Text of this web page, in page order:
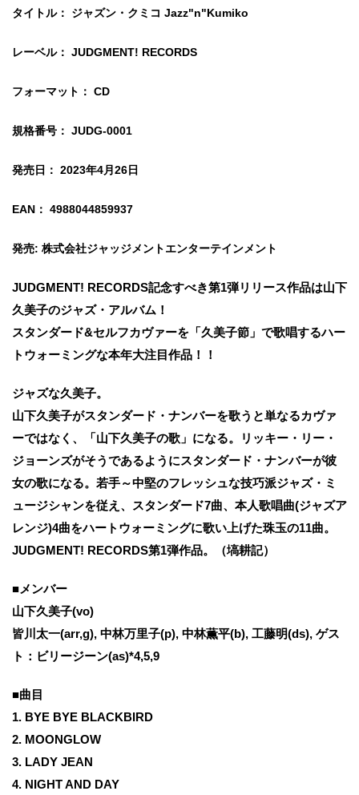
タイトル： ジャズン・クミコ Jazz"n"Kumiko
レーベル： JUDGMENT! RECORDS
フォーマット： CD
規格番号： JUDG-0001
発売日： 2023年4月26日
EAN： 4988044859937
発売: 株式会社ジャッジメントエンターテインメント
JUDGMENT! RECORDS記念すべき第1弾リリース作品は山下
久美子のジャズ・アルバム！
スタンダード&セルフカヴァーを「久美子節」で歌唱するハー
トウォーミングな本年大注目作品！！
ジャズな久美子。
山下久美子がスタンダード・ナンバーを歌うと単なるカヴァ
ーではなく、「山下久美子の歌」になる。リッキー・リー・
ジョーンズがそうであるようにスタンダード・ナンバーが彼
女の歌になる。若手～中堅のフレッシュな技巧派ジャズ・ミ
ュージシャンを従え、スタンダード7曲、本人歌唱曲(ジャズア
レンジ)4曲をハートウォーミングに歌い上げた珠玉の11曲。
JUDGMENT! RECORDS第1弾作品。（塙耕記）
■メンバー
山下久美子(vo)
皆川太一(arr,g), 中林万里子(p), 中林薫平(b), 工藤明(ds), ゲス
ト：ビリージーン(as)*4,5,9
■曲目
1. BYE BYE BLACKBIRD
2. MOONGLOW
3. LADY JEAN
4. NIGHT AND DAY